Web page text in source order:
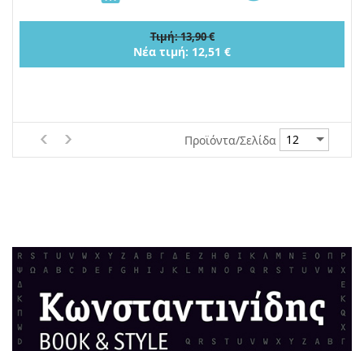
Τιμή: 13,90 €
Νέα τιμή: 12,51 €
Προϊόντα/Σελίδα